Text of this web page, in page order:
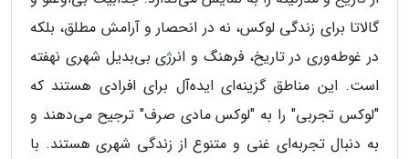
گالاتا برای زندگی لوکس، نه در انحصار و آرامش مطلق، بلکه
در غوطه‌وری در تاریخ، فرهنگ و انرژی بی‌بدیل شهری نهفته
است. این مناطق گزینه‌ای ایده‌آل برای افرادی هستند که
"لوکس تجربی" را به "لوکس مادی صرف" ترجیح می‌دهند و
به دنبال تجربه‌ای غنی و متنوع از زندگی شهری هستند. با